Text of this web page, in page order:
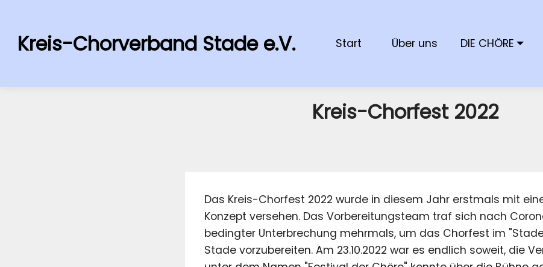
Kreis-Chorverband Stade e.V. Start Über uns DIE CHÖRE
Kreis-Chorfest 2022
Das Kreis-Chorfest 2022 wurde in diesem Jahr erstmals mit
Konzept versehen. Das Vorbereitungsteam traf sich nach
bedingter Unterbrechung mehrmals, um das Chorfest im
Stade vorzubereiten. Am 23.10.2022 war es endlich soweit, die